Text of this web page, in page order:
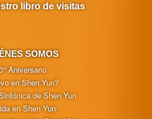
SOMOS
Aniversario
en Shen Yun?
de Shen Yun
en Shen Yun
libro de visitas